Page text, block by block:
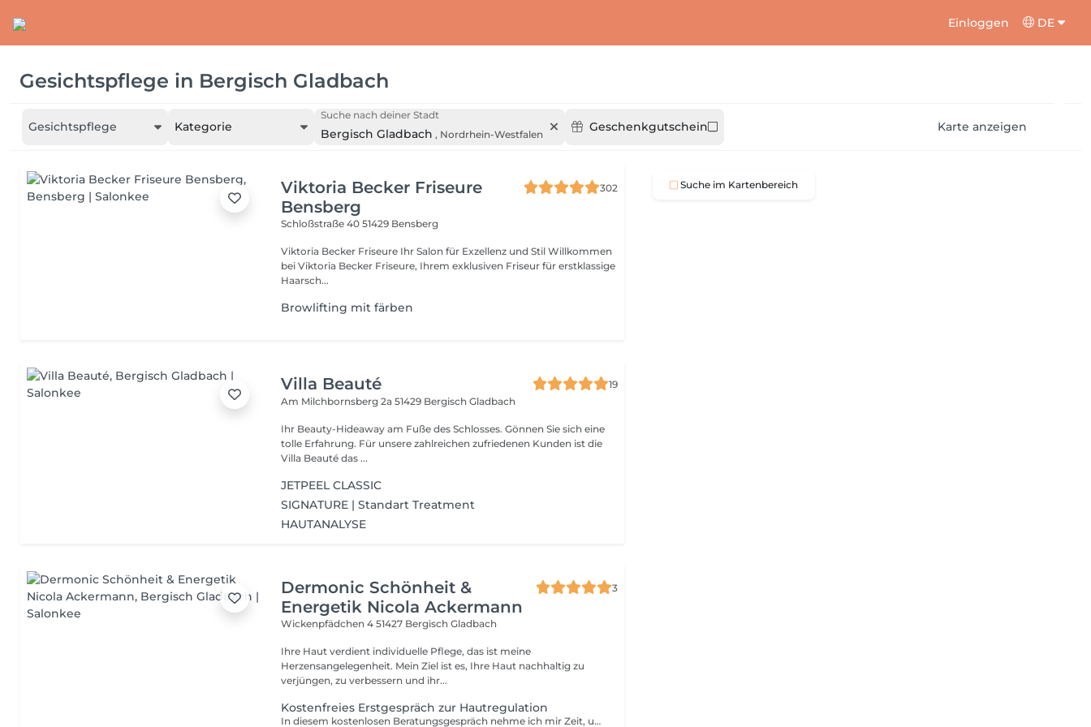
Einloggen DE
Gesichtspflege in Bergisch Gladbach
Gesichtspflege Kategorie
Suche nach deiner Stadt
Bergisch Gladbach , Nordrhein-Westfalen
Geschenkgutschein Karte anzeigen
Viktoria Becker Friseure
Bensberg
302
Schloßstraße 4051429 Bensberg
Viktoria Becker Friseure Ihr Salon für Exzellenz und Stil Willkommen
bei Viktoria Becker Friseure, Ihrem exklusiven Friseur für erstklassige
Haarsch...
Browlifting mit färben
Villa Beauté
19
Am Milchbornsberg 2a51429 Bergisch Gladbach
Ihr Beauty-Hideaway am Fuße des Schlosses. Gönnen Sie sich eine
tolle Erfahrung. Für unsere zahlreichen zufriedenen Kunden ist die
Villa Beauté das ...
JETPEEL CLASSIC
SIGNATURE | Standart Treatment
HAUTANALYSE
Dermonic Schönheit &
Energetik Nicola Ackermann
3
Wickenpfädchen 451427 Bergisch Gladbach
Ihre Haut verdient individuelle Pflege, das ist meine
Herzensangelegenheit. Mein Ziel ist es, Ihre Haut nachhaltig zu
verjüngen, zu verbessern und ihr...
Kostenfreies Erstgespräch zur Hautregulation
In diesem kostenlosen Beratungsgespräch nehme ich mir Zeit, um Ihre individuellen Hautbedürfnisse, Wünsche und Ziele kennenzulernen. Gerade wenn Sie noch unsicher sind, welche Behandlung oder Pflege für Haut sinnvoll ist, bietet dieses Gespräch den idealen Einstieg. Wir schauen auf Ihre aktuelle Hautsituation und die Herausforderungen, die Sie begleiten. Dabei besprechen wir, welche Möglichkeiten der Hautregulation für Sie infrage kommen können - von individuellen Hautbehandlungen in meiner Praxis über ein auf Ihre Haut abgestimmtes Heimpflegekonzept mit hochwertigen, hautidentischen Produkten bis hin zu einer tiergehenden ganzheitlichen Ursachenbetrachtung. Denn Hautthemen entstehen häufig nicht nur an der Oberfläche. Auch innere Zusammenhänge wie Ernährung, Darm, Stress, Hormonsystem, Schlaf oder Lebensstil können eine wichtige Rolle spielen. Ziel des Gesprächs ist es, herauszufinden, welcher Weg für Sie und Ihre Haut sinnvoll und sein kann. Mein Ansatz ist ganzheitlich, persönlich und individuell auf Ihre Bedürfnisse abgestimmt. Gemeinsam entwickeln wir erste mögliche Schritte, um Ihre Haut langfristig zu unterstützen und wieder mehr Balance, Ausstrahlung und Wohlbefinden zu fördern. Besonders bei länger bestehenden Hautthemen wie Akne, Rosacea, Schuppenflechte, pigmentierte, trockene oder fettige Haut kann es sinnvoll sein, tiefer zu blicken. Speziell dafür biete ich ergänzende ganzheitliche Begleitkonzepte und regulative Analysen wie Darmstuhl-, Haarmineral-, Blut- oder Zellanalysen mit Ernährungskonzepten, an. Denn häufig reicht es nicht ausschließlich oberflächlich das sichtbare Hautbild zu behandeln. Ein tieferer Blick kann helfen, mögliche Zusammenhänge besser zu verstehen und Haut und Körper nachhaltig in Balance zu bringen. Der Körper ist der Tempel der Seele - sorgen Sie dafür, dass sie sich darin wohlfühlt. Ich freue mich darauf, Sie auf Ihrem Weg zu gesunder, strahlender Haut in einem gesunden Körper zu begleiten! Ihre Haut- und Gesundheitsexpertin, Nicola Ackermann
Suche im Kartenbereich